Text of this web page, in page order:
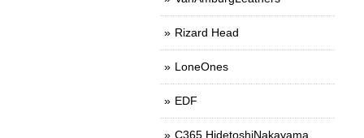
Rizard Head
LoneOnes
EDF
C365 HidetoshiNakayama